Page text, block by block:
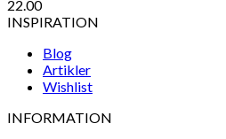
22.00
INSPIRATION
Blog
Artikler
Wishlist
INFORMATION